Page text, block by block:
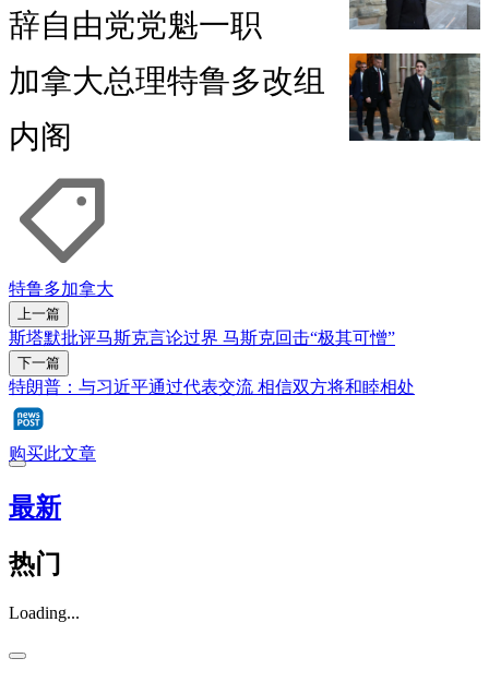
辞自由党党魁一职
加拿大总理特鲁多改组
内阁
特鲁多加拿大
上一篇
斯塔默批评马斯克言论过界 马斯克回击“极其可憎”
下一篇
特朗普：与习近平通过代表交流 相信双方将和睦相处
购买此文章
最新
热门
Loading...